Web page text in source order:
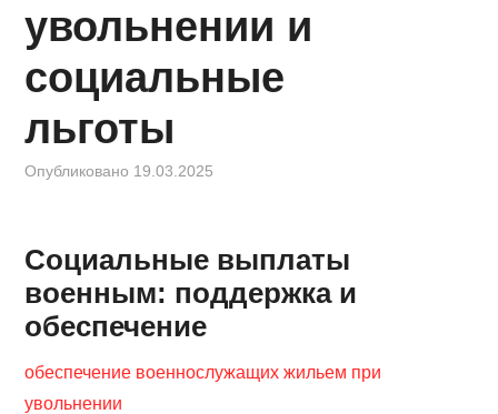
ВОЙТИ
увольнении и
социальные
льготы
Опубликовано 19.03.2025
Социальные выплаты
военным: поддержка и
обеспечение
обеспечение военнослужащих жильем при
увольнении